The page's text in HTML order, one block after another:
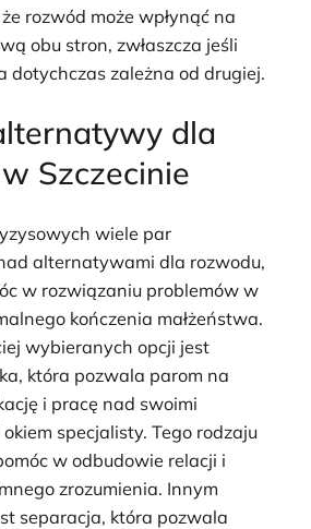
rozwód może wpłynąć na
obu stron, zwłaszcza jeśli
dotychczas zależna od drugiej.
dla
Szczecinie
wiele par
alternatywami dla rozwodu,
w rozwiązaniu problemów w
kończenia małżeństwa.
wybieranych opcji jest
która pozwala parom na
i pracę nad swoimi
specjalisty. Tego rodzaju
w odbudowie relacji i
zrozumienia. Innym
separacja, która pozwala